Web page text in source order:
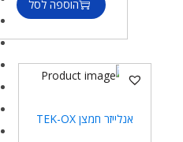
הוספה לסל
אנלייזר חמצן TEK-OX